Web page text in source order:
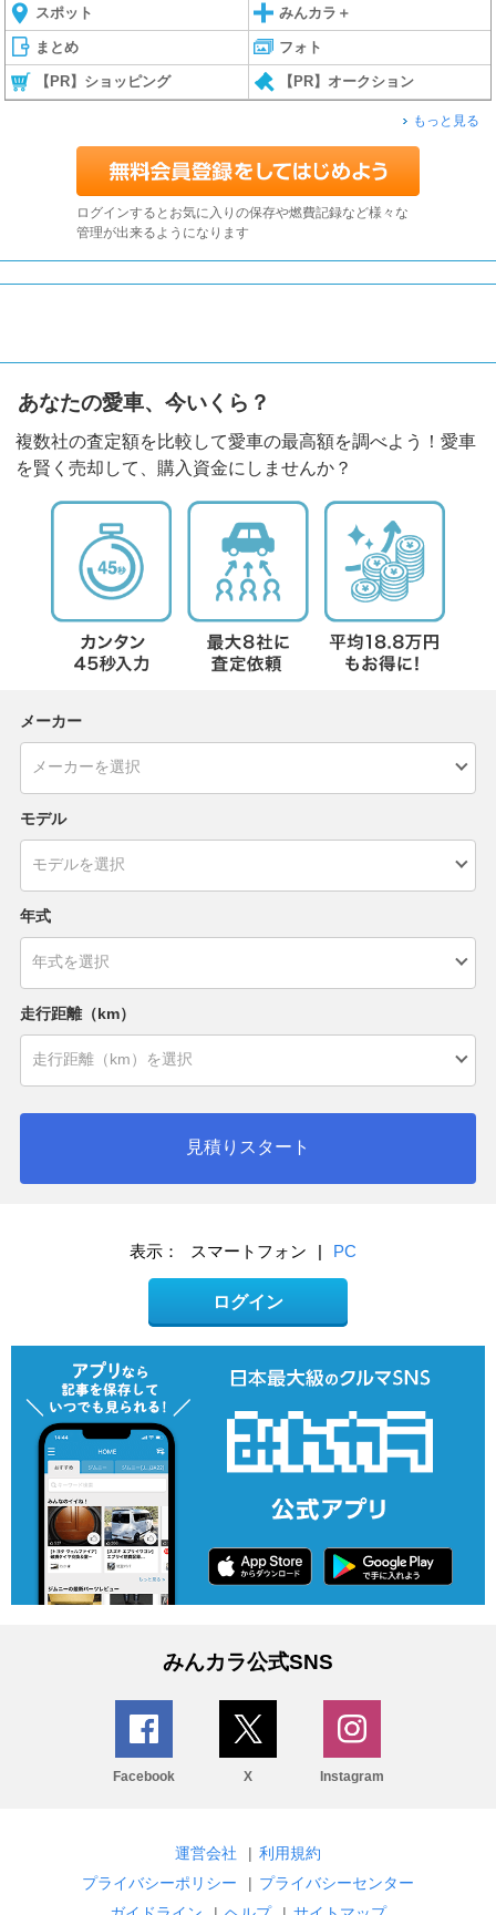
スポット みんカラ＋
まとめ フォト
【PR】ショッピング 【PR】オークション
もっと見る
ログインするとお気に入りの保存や燃費記録など様々な
管理が出来るようになります
あなたの愛車、今いくら？
複数社の査定額を比較して愛車の最高額を調べよう！愛車
を賢く売却して、購入資金にしませんか？
メーカー
モデル
年式
走行距離（km）
見積りスタート
表示： スマートフォン | PC
ログイン
みんカラ公式SNS
Facebook X Instagram
運営会社 | 利用規約
プライバシーポリシー
| プライバシーセンター